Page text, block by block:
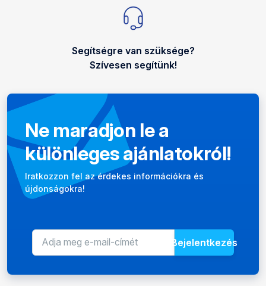
Segítségre van szüksége?
Szívesen segítünk!
Hírlevél
Ne maradjon le a
különleges ajánlatokról!
Iratkozzon fel az érdekes információkra és
újdonságokra!
E-mail-cím a hírlevélhez
Adja meg e-mail-címét az
Bejelentkezés